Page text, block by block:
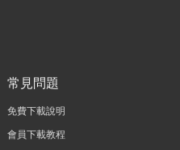
常見問題
免費下載說明
會員下載教程